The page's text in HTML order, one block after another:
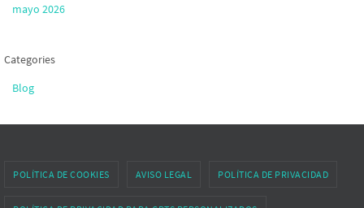
mayo 2026
Categories
Blog
POLÍTICA DE COOKIES AVISO LEGAL POLÍTICA DE PRIVACIDAD